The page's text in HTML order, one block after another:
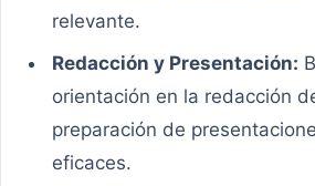
relevante.
Redacción y Presentación:
orientación en la redacción
preparación de
eficaces.